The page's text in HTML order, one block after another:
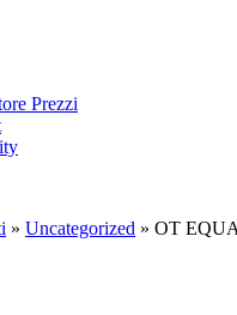
Prezzi
» Uncategorized » OT